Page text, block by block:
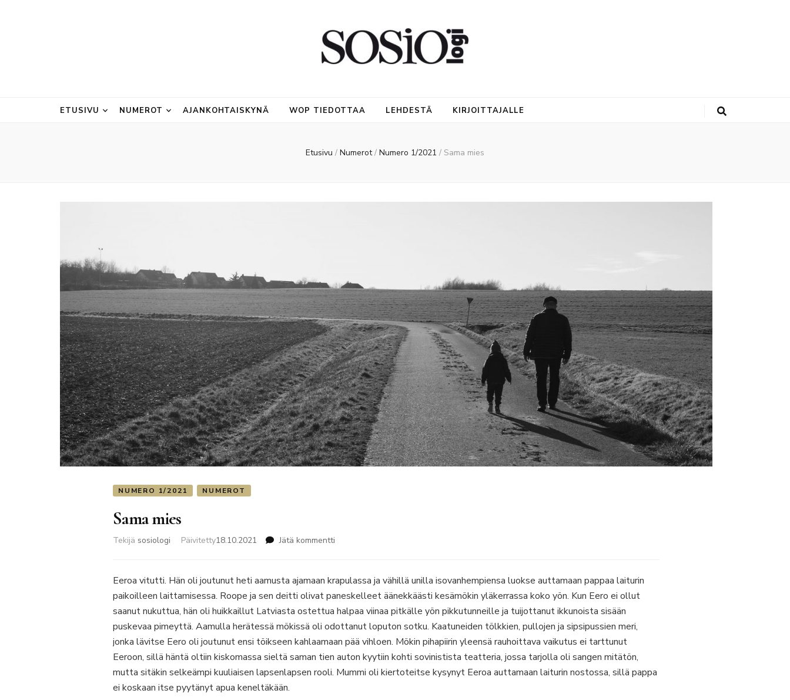
ETUSIVU NUMEROT AJANKOHTAISKYNÄ WOP TIEDOTTAA LEHDESTÄ KIRJOITTAJALLE
Etusivu / Numerot/ Numero 1/2021 / Sama mies
NUMERO 1/2021 NUMEROT
Sama mies
Tekijä sosiologi Päivitetty18.10.2021 Jätä kommentti
Eeroa vitutti. Hän oli joutunut heti aamusta ajamaan krapulassa ja vähillä unilla isovanhempiensa luokse auttamaan pappaa laiturin
paikoilleen laittamisessa. Roope ja sen deitti olivat paneskelleet äänekkäästi kesämökin yläkerrassa koko yön. Kun Eero ei ollut
saanut nukuttua, hän oli huikkaillut Latviasta ostettua halpaa viinaa pitkälle yön pikkutunneille ja tuijottanut ikkunoista sisään
puskevaa pimeyttä. Aamulla herätessä mökissä oli odottanut loputon sotku. Kaatuneiden tölkkien, pullojen ja sipsipussien meri,
jonka lävitse Eero oli joutunut ensi töikseen kahlaamaan pää vihloen. Mökin pihapiirin yleensä rauhoittava vaikutus ei tarttunut
Eeroon, sillä häntä oltiin kiskomassa sieltä saman tien auton kyytiin kohti sovinistista teatteria, jossa tarjolla oli sangen mitätön,
mutta sitäkin selkeämpi kuuliaisen lapsenlapsen rooli. Mummi oli kiertoteitse kysynyt Eeroa auttamaan laiturin nostossa, sillä pappa
ei koskaan itse pyytänyt apua keneltäkään.